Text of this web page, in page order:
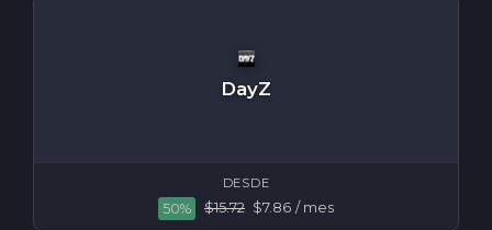
DayZ
DESDE
50% $15.72 $7.86 / mes